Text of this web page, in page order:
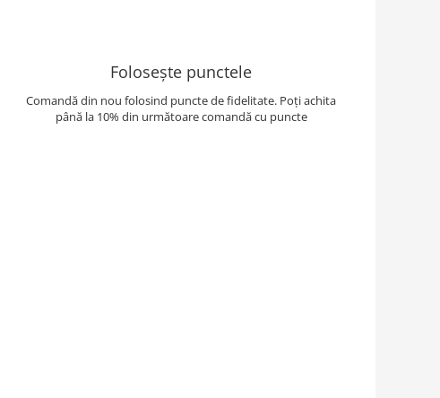
Folosește punctele
Comandă din nou folosind puncte de fidelitate. Poți achita
până la 10% din următoare comandă cu puncte